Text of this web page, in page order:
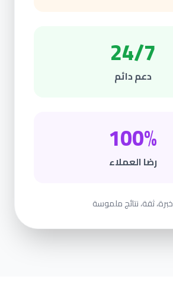
24/7
دعم دائم
100%
رضا العملاء
خبرة، ثقة، نتائج ملموسة